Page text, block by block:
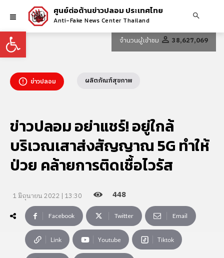
Open toolbar
ศูนย์ต่อต้านข่าวปลอม ประเทศไทย
Anti-Fake News Center Thailand
จำนวนผู้เข้าชม 38,627,069
ข่าวปลอม ผลิตภัณฑ์สุขภาพ
ข่าวปลอม อย่าแชร์! อยู่ใกล้
บริเวณเสาส่งสัญญาณ 5G ทำให้
ป่วย คล้ายการติดเชื้อไวรัส
1 มิถุนายน 2022 | 13:30 448
Facebook Twitter Email
Link Youtube Tiktok